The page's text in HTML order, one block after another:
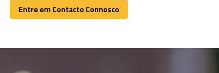
Entre em Contacto Connosco
Entre em Contacto Connosco